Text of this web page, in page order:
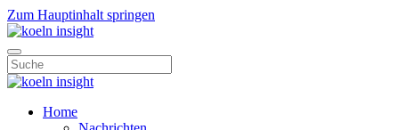
Zum Hauptinhalt springen
Home